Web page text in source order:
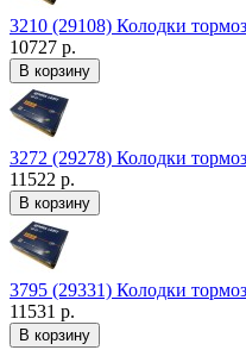
3210 (29108) Колодки
10727 р.
3272 (29278) Колодки
11522 р.
3795 (29331) Колодки
11531 р.